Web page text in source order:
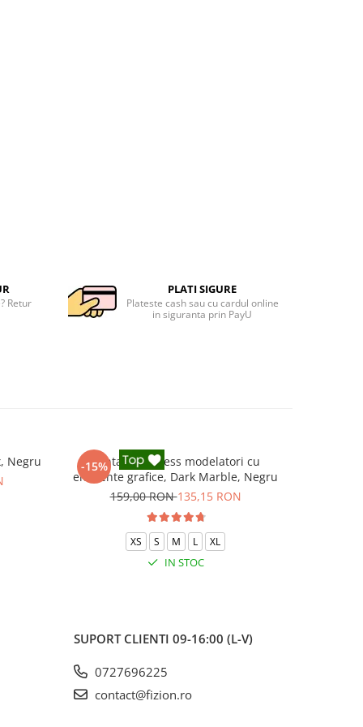
Retur
PLATI SIGURE
Plateste cash sau cu cardul online
in siguranta prin PayU
Negru
-15%
Pantaloni fitness modelatori cu
elemente grafice, Dark Marble, Negru
159,00 RON135,15 RON
XS S M L XL
IN STOC
SUPORT CLIENTI 09-16:00 (L-V)
0727696225
contact@fizion.ro